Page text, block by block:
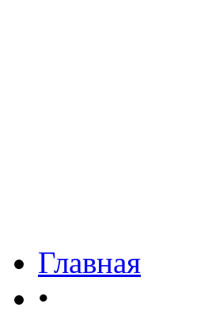
Главная
•